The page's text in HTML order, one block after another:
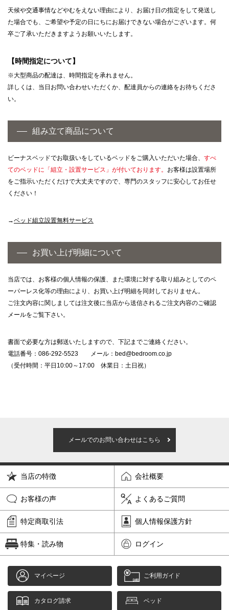
天候や交通事情などやむをえない理由により、お届け日の指定をして発送し
た場合でも、ご希望や予定の日にちにお届けできない場合がございます。何
卒ご了承いただきますようお願いいたします。
【時間指定について】
※大型商品の配達は、時間指定を承れません。
詳しくは、当日お問い合わせいただくか、配達員からの連絡をお待ちくださ
い。
組み立て商品について
ビーナスベッドでお取扱いをしているベッドをご購入いただいた場合、 すべ
てのベッドに「組立・設置サービス」が付いております。 お客様は設置場所
をご指示いただくだけで大丈夫ですので、専門のスタッフに安心してお任せ
ください！
→ベッド組立設置無料サービス
お買い上げ明細について
当店では、お客様の個人情報の保護、また環境に対する取り組みとしてのペ
ーパーレス化等の理由により、お買い上げ明細を同封しておりません。
ご注文内容に関しましては注文後に当店から送信されるご注文内容のご確認
メールをご覧下さい。
書面で必要な方は郵送いたしますので、下記までご連絡ください。
電話番号：086-292-5523 メール： bed@bedroom.co.jp
（受付時間：平日10:00～17:00 休業日：土日祝）
メールでのお問い合わせはこちら
当店の特徴 会社概要
お客様の声 よくあるご質問
特定商取引法 個人情報保護方針
特集・読み物 ログイン
マイページ ご利用ガイド
カタログ請求 ベッド